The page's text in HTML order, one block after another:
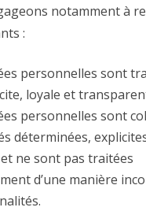
notamment à
:
personnelles sont
loyale et
personnelles sont
déterminées,
ne sont pas traitées
d’une manière